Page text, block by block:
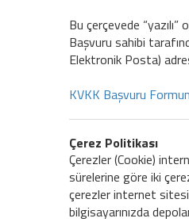
Bu çerçevede
Başvuru sahibi
Elektronik Posta)
KVKK Başvuru
Çerez Politikası
Çerezler (Cookie)
sürelerine göre iki
çerezler internet
bilgisayarınızda